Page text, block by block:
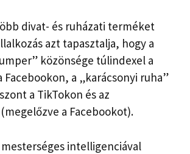
divat- és ruházati terméket
azt tapasztalja, hogy a
közönsége túlindexel a
Facebookon, a „karácsonyi ruha”
a TikTokon és az
a Facebookot).
intelligenciával